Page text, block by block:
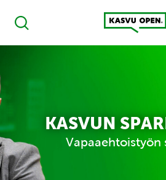
Haku
Kasvu Open
KASVUN
Vapaaehtoistyön